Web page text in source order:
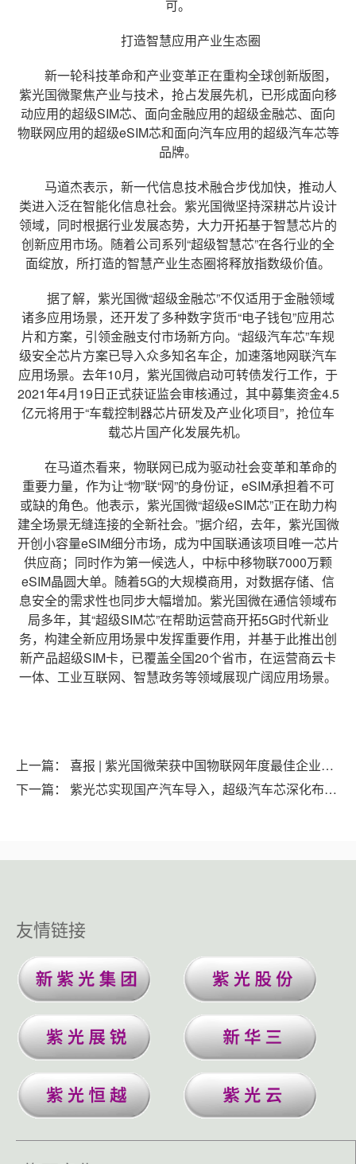
可。
打造智慧应用产业生态圈
新一轮科技革命和产业变革正在重构全球创新版图，
紫光国微聚焦产业与技术，抢占发展先机，已形成面向移
动应用的超级SIM芯、面向金融应用的超级金融芯、面向
物联网应用的超级eSIM芯和面向汽车应用的超级汽车芯等
品牌。
马道杰表示，新一代信息技术融合步伐加快，推动人
类进入泛在智能化信息社会。紫光国微坚持深耕芯片设计
领域，同时根据行业发展态势，大力开拓基于智慧芯片的
创新应用市场。随着公司系列“超级智慧芯”在各行业的全
面绽放，所打造的智慧产业生态圈将释放指数级价值。
据了解，紫光国微“超级金融芯”不仅适用于金融领域
诸多应用场景，还开发了多种数字货币“电子钱包”应用芯
片和方案，引领金融支付市场新方向。“超级汽车芯”车规
级安全芯片方案已导入众多知名车企，加速落地网联汽车
应用场景。去年10月，紫光国微启动可转债发行工作，于
2021年4月19日正式获证监会审核通过，其中募集资金4.5
亿元将用于“车载控制器芯片研发及产业化项目”，抢位车
载芯片国产化发展先机。
在马道杰看来，物联网已成为驱动社会变革和革命的
重要力量，作为让“物”联“网”的身份证，eSIM承担着不可
或缺的角色。他表示，紫光国微“超级eSIM芯”正在助力构
建全场景无缝连接的全新社会。”据介绍，去年，紫光国微
开创小容量eSIM细分市场，成为中国联通该项目唯一芯片
供应商；同时作为第一候选人，中标中移物联7000万颗
eSIM晶圆大单。随着5G的大规模商用，对数据存储、信
息安全的需求性也同步大幅增加。紫光国微在通信领域布
局多年，其“超级SIM芯”在帮助运营商开拓5G时代新业
务，构建全新应用场景中发挥重要作用，并基于此推出创
新产品超级SIM卡，已覆盖全国20个省市，在运营商云卡
一体、工业互联网、智慧政务等领域展现广阔应用场景。
上一篇： 喜报 | 紫光国微荣获中国物联网年度最佳企业奖等三大奖项
下一篇： 紫光芯实现国产汽车导入，超级汽车芯深化布局产业生态
友情链接